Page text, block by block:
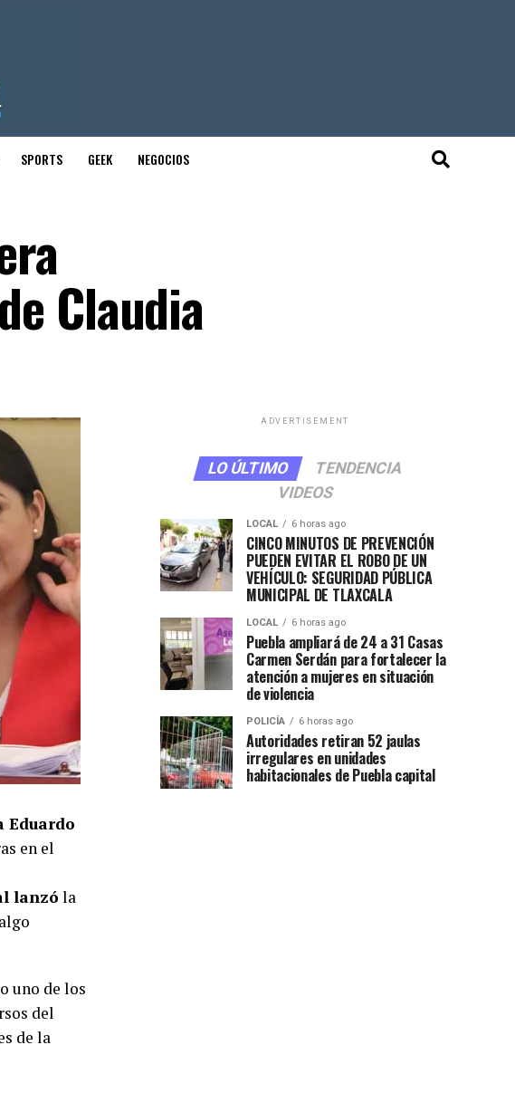
SPORTS GEEK NEGOCIOS
Claudia
Eduardo
en el
lanzó la
uno de los
del
de la
ADVERTISEMENT
LO ÚLTIMO
TENDENCIA
VIDEOS
LOCAL 6 horas ago
CINCO MINUTOS DE PREVENCIÓN
PUEDEN EVITAR EL ROBO DE UN
VEHÍCULO: SEGURIDAD PÚBLICA
MUNICIPAL DE TLAXCALA
LOCAL 6 horas ago
Puebla ampliará de 24 a 31 Casas
Carmen Serdán para fortalecer la
atención a mujeres en situación
de violencia
POLICÍA 6 horas ago
Autoridades retiran 52 jaulas
irregulares en unidades
habitacionales de Puebla capital